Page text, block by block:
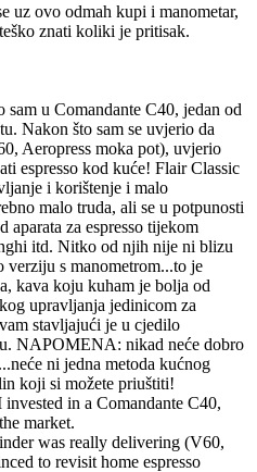
uz ovo odmah kupi i manometar,
znati koliki je pritisak.
u Comandante C40, jedan od
Nakon što sam se uvjerio da
Aeropress moka pot), uvjerio
espresso kod kuće! Flair Classic
i korištenje i malo
malo truda, ali se u potpunosti
aparata za espresso tijekom
itd. Nitko od njih nije ni blizu
s manometrom...to je
kava koju kuham je bolja od
upravljanja jedinicom za
stavljajući je u cjedilo
NAPOMENA: nikad neće dobro
ni jedna metoda kućnog
koji si možete priuštiti!
in a Comandante C40,
market.
was really delivering (V60,
to revisit home espresso